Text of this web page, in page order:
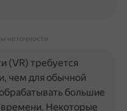
неточности
(VR) требуется
чем для обычной
большие
Некоторые